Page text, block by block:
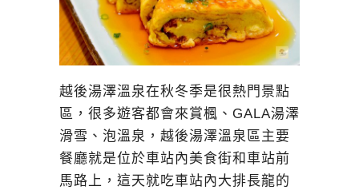
越後湯澤溫泉在秋冬季是很熱門景點
區，很多遊客都會來賞楓、GALA湯澤
滑雪、泡溫泉，越後湯澤溫泉區主要
餐廳就是位於車站內美食街和車站前
馬路上，這天就吃車站內大排長龍的